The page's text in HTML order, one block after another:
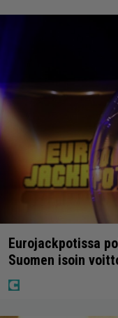
Eurojackpotissa
Suomen isoin